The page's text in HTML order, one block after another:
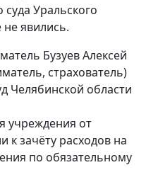
Уральского
не явились.
Бузуев Алексей
страхователь)
Челябинской области
учреждения от
к зачёту расходов на
по обязательному